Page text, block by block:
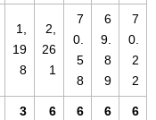
1,
19
8
2,
26
1
7
0.
5
8
6
9.
8
9
7
0.
2
2
3
6
6
6
6